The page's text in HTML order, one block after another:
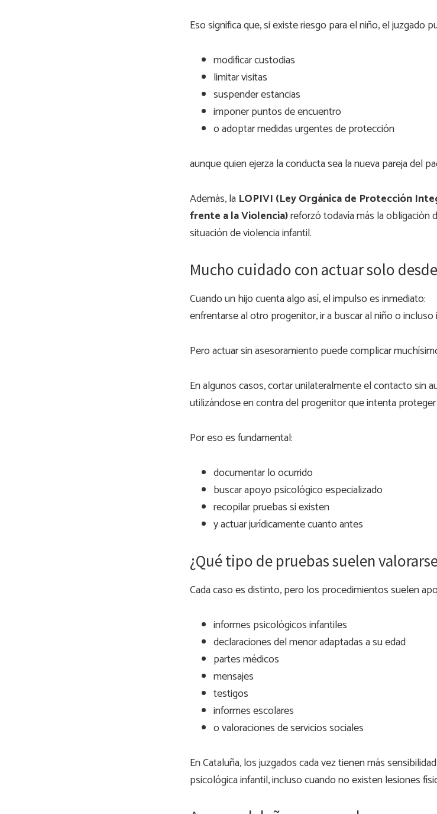
Eso significa que, si existe riesgo para el niño, el juzgado
modificar custodias
limitar visitas
suspender estancias
imponer puntos de encuentro
o adoptar medidas urgentes de protección
aunque quien ejerza la conducta sea la nueva pareja del
Además, la LOPIVI (Ley Orgánica de Protección
frente a la Violencia)reforzó todavía más la obligación
situación de violencia infantil.
Mucho cuidado con actuar solo
Cuando un hijo cuenta algo así, el impulso es inmediato:
enfrentarse al otro progenitor, ir a buscar al niño o
Pero actuar sin asesoramiento puede complicar
En algunos casos, cortar unilateralmente el contacto sin
utilizándose en contra del progenitor que intenta
Por eso es fundamental:
documentar lo ocurrido
buscar apoyo psicológico especializado
recopilar pruebas si existen
y actuar jurídicamente cuanto antes
¿Qué tipo de pruebas suelen
Cada caso es distinto, pero los procedimientos suelen
informes psicológicos infantiles
declaraciones del menor adaptadas a su edad
partes médicos
mensajes
testigos
informes escolares
o valoraciones de servicios sociales
En Cataluña, los juzgados cada vez tienen más
psicológica infantil, incluso cuando no existen lesiones